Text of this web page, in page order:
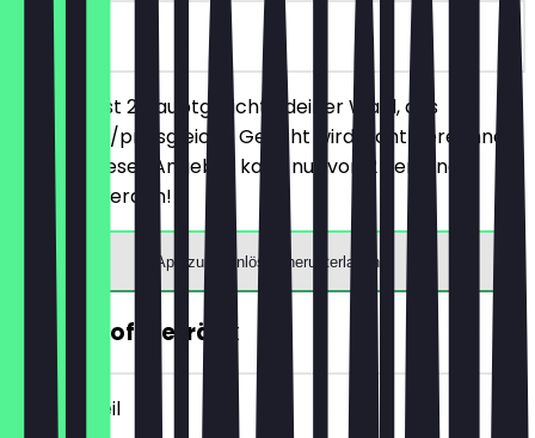
vor Ort
Du bestellst 2 Hauptgerichte deiner Wahl, das
günstigere/preisgleiche Gericht wird nicht berechnet.
Hinweis: Dieses Angebot kann nur von 2 Personen
gebucht werden!
App zum Einlösen herunterladen
GRATIS Softgetränk
~3 € Vorteil